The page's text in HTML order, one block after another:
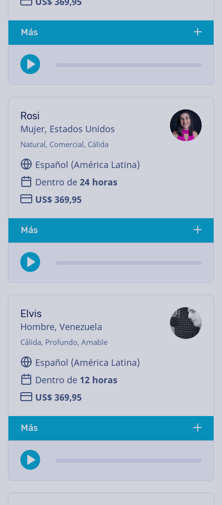
Más
Rosi
Mujer, Estados Unidos
Natural, Comercial, Cálida
Español (América Latina)
Dentro de 24 horas
US$ 369,95
Más
Elvis
Hombre, Venezuela
Cálida, Profundo, Amable
Español (América Latina)
Dentro de 12 horas
US$ 369,95
Más